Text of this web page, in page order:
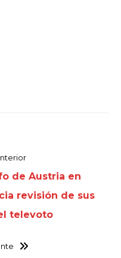
de Austria en
revisión de sus
televoto